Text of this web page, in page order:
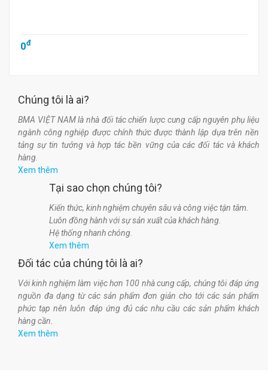
0đ
Chúng tôi là ai?
BMA VIỆT NAM là nhà đối tác chiến lược cung cấp nguyên phụ liệu
ngành công nghiệp được chính thức được thành lập dựa trên nền
tảng sự tin tưởng và hợp tác bền vững của các đối tác và khách
hàng.
Xem thêm
Tại sao chọn chúng tôi?
Kiến thức, kinh nghiệm chuyên sâu và công việc tận tâm.
Luôn đồng hành với sự sản xuất của khách hàng.
Hệ thống nhanh chóng.
Xem thêm
Đối tác của chúng tôi là ai?
Với kinh nghiệm làm việc hơn 100 nhà cung cấp, chúng tôi đáp ứng
nguồn đa dạng từ các sản phẩm đơn giản cho tới các sản phẩm
phức tạp nên luôn đáp ứng đủ các nhu cầu các sản phẩm khách
hàng cần.
Xem thêm